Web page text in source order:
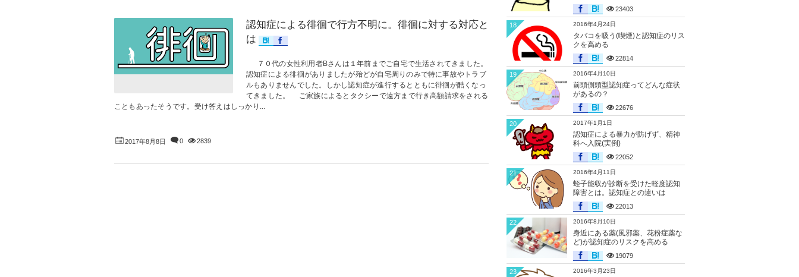
認知症による徘徊で行方不明に。徘徊に対する対応と
は
７０代の女性利用者Bさんは１年前までご自宅で生活されてきました。
認知症による徘徊がありましたが殆どが自宅周りのみで特に事故やトラブ
ルもありませんでした。しかし認知症が進行するとともに徘徊が酷くなっ
てきました。 ご家族によるとタクシーで遠方まで行き高額請求をされる
こともあったそうです。受け答えはしっかり...
2017年8月8日 0 2839
23403
2016年4月24日
タバコを吸う(喫煙)と認知症のリス
クを高める
22814
18
2016年4月10日
前頭側頭型認知症ってどんな症状
があるの？
22676
19
2017年1月1日
認知症による暴力が防げず、精神
科へ入院(実例)
22052
20
2016年4月11日
蛭子能収が診断を受けた軽度認知
障害とは。認知症との違いは
22013
21
2016年8月10日
身近にある薬(風邪薬、花粉症薬な
ど)が認知症のリスクを高める
19079
22
2016年3月23日
23